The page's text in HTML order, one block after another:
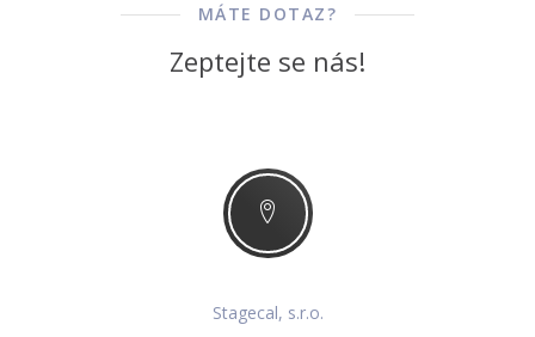
MÁTE DOTAZ?
Zeptejte se nás!
Stagecal, s.r.o.